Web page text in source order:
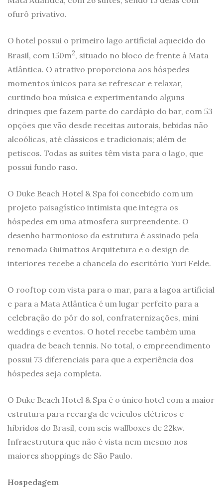
ofurô privativo.
O hotel possui o primeiro lago artificial aquecido do
Brasil, com 150m2, situado no bloco de frente à Mata
Atlântica. O atrativo proporciona aos hóspedes
momentos únicos para se refrescar e relaxar,
curtindo boa música e experimentando alguns
drinques que fazem parte do cardápio do bar, com 53
opções que vão desde receitas autorais, bebidas não
alcoólicas, até clássicos e tradicionais; além de
petiscos. Todas as suítes têm vista para o lago, que
possui fundo raso.
O Duke Beach Hotel & Spa foi concebido com um
projeto paisagístico intimista que integra os
hóspedes em uma atmosfera surpreendente. O
desenho harmonioso da estrutura é assinado pela
renomada Guimattos Arquitetura e o design de
interiores recebe a chancela do escritório Yuri Felde.
O rooftop com vista para o mar, para a lagoa artificial
e para a Mata Atlântica é um lugar perfeito para a
celebração do pôr do sol, confraternizações, mini
weddings e eventos. O hotel recebe também uma
quadra de beach tennis. No total, o empreendimento
possui 73 diferenciais para que a experiência dos
hóspedes seja completa.
O Duke Beach Hotel & Spa é o único hotel com a maior
estrutura para recarga de veículos elétricos e
híbridos do Brasil, com seis wallboxes de 22kw.
Infraestrutura que não é vista nem mesmo nos
maiores shoppings de São Paulo.
Hospedagem